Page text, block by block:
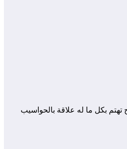
. قلعة الشروح تهتم بكل ما له علاقة بالحواسيب